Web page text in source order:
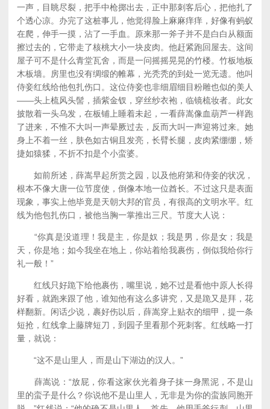
一声，目眺尽裂，把手中枪掷出去，正中那刺客后心，把他扎了
个透心凉。办完了这桩事儿，他觉得脸上麻麻痒痒，好像有蚂蚁
在爬，伸手一摸，沾了一手血。原来那一斧子并不是白白从额面
擦过去的，它带走了核桃大小一块皮肉。他赶紧跑回屋去。这间
屋子可不是什么青堂瓦舍，而是一问摇摇晃晃的竹楼。竹板地板
木板墙。房里也没有绸缎的帷幕，光秃秃的到处一览无遗。他叫
侍妾红线给他包扎伤口。这位侍妾也非细眉细目粉雕也似的美人
——头上梳风头髻，插紫金钗，穿丝纱衣袍，临镜梳妆者。此女
披散着一头乌发，在板铺上睡着未起，一看薛嵩像血葫芦一样跑
了进来，不惟不大叫一声晕厥过去，反而大叫一声迎将过来。她
身上不着一丝，肤色如古铜且发亮，长臂长腿，皮肉紧绷绷，矫
捷如猿猱，不折不扣是个小蛮婆。
如前所述，薛嵩早起所赏之园，以及他府第和侍妾的状况，
根本不像大唐一位节度使，倒像本地一位酋长。不过这只是表面
现象，事实上他毕竟是天朝大邦的官员，有很高的文明水平。红
线为他包扎伤口，被他当胸一掌推出三尺。节度大人说：
“你真是没道理！我是主，你是奴；我是男，你是女；我是
天，你是地；如今我坐在地上，你站着给我裹伤，倒似我给你行
礼一般！”
红线只好跪下给他裹伤，嘴里说，她不过是看他中原人长得
好看，就跑来跟了他，谁知他有这么多讲究，又是跪又是拜，花
样翻新。闲话少说，裹好伤以后，薛嵩穿上贴衣的细甲，提一条
短抢，红线拿上藤牌短刀，到园子里看那个死刺客。红线略一打
量，就说：
“这不是山里人，而是山下湖边的汉人。”
薛嵩说：“放屁，你看这家伙光着身子抹一身黑泥，不是山
里的蛮子是什么？你说他不是山里人，无非是为你的蛮族同胞开